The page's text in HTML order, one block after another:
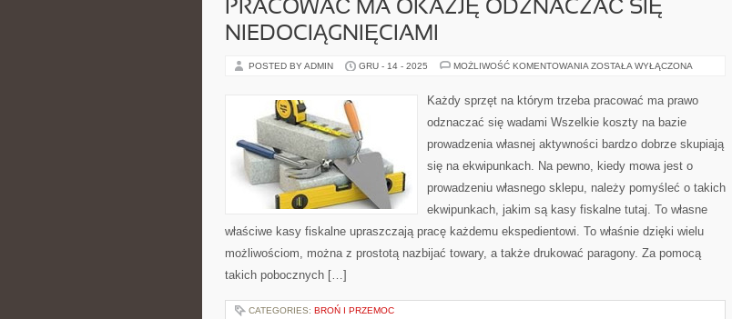
PRACOWAĆ MA OKAZJĘ ODZNACZAĆ SIĘ
NIEDOCIĄGNIĘCIAMI
POSTED BY ADMIN GRU - 14 - 2025 MOŻLIWOŚĆ KOMENTOWANIA JAKIKOLWIEK
NALEŻY
MA
ODZNACZAĆ
NIEDOCIĄGNIĘCIAMI
ZOSTAŁA WYŁĄCZONA
Każdy sprzęt na którym trzeba pracować ma prawo
odznaczać się wadami Wszelkie koszty na bazie
prowadzenia własnej aktywności bardzo dobrze skupiają
się na ekwipunkach. Na pewno, kiedy mowa jest o
prowadzeniu własnego sklepu, należy pomyśleć o takich
ekwipunkach, jakim są kasy fiskalne tutaj. To własne
właściwe kasy fiskalne upraszczają pracę każdemu ekspedientowi. To właśnie dzięki wielu
możliwościom, można z prostotą nazbijać towary, a także drukować paragony. Za pomocą
takich pobocznych […]
CATEGORIES: BROŃ I PRZEMOC